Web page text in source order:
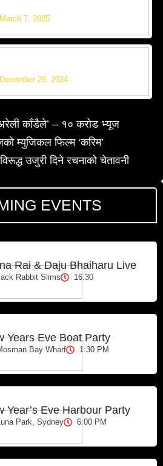
March 7, 2025
December 29, 2024
काँडैले’ – १० करोड भ्यूज
म्युजिकल फिल्म ‘करिम’
उजुरी दिने रचनाको चेतावनी
EVENTS
Rai & Daju Bhaiharu Live
Rabbit Slims 16:30
Years Eve Boat Party
Bay Wharf 1:30 PM
Year’s Eve Harbour Party
Park, Sydney 6:00 PM